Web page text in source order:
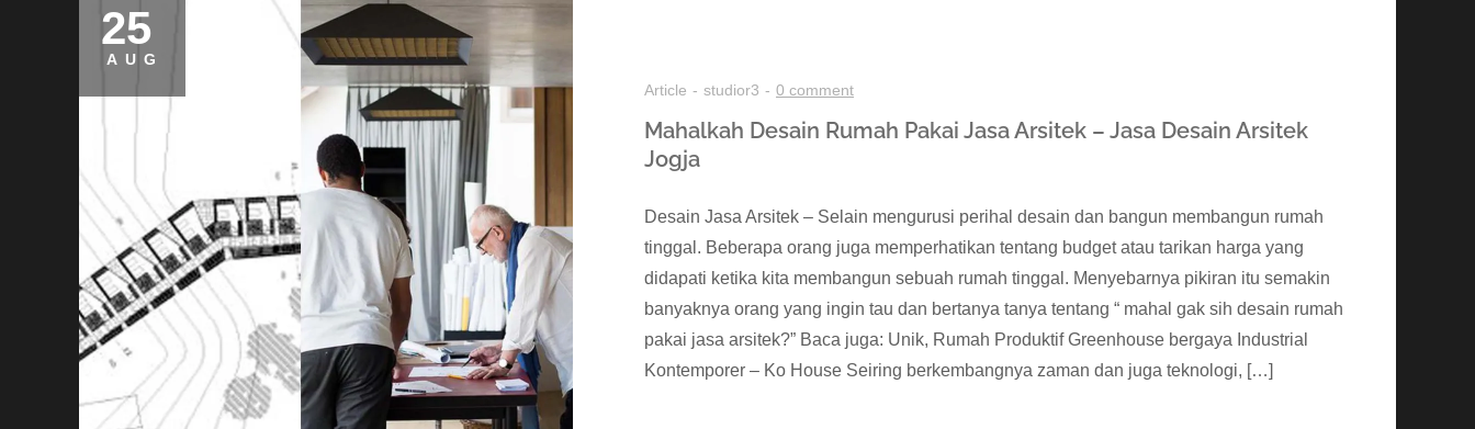
25
AUG
Article
studior3 0 comment
Mahalkah Desain Rumah Pakai Jasa Arsitek – Jasa Desain Arsitek
Jogja
Desain Jasa Arsitek – Selain mengurusi perihal desain dan bangun membangun rumah
tinggal. Beberapa orang juga memperhatikan tentang budget atau tarikan harga yang
didapati ketika kita membangun sebuah rumah tinggal. Menyebarnya pikiran itu semakin
banyaknya orang yang ingin tau dan bertanya tanya tentang “ mahal gak sih desain rumah
pakai jasa arsitek?” Baca juga: Unik, Rumah Produktif Greenhouse bergaya Industrial
Kontemporer – Ko House Seiring berkembangnya zaman dan juga teknologi, […]